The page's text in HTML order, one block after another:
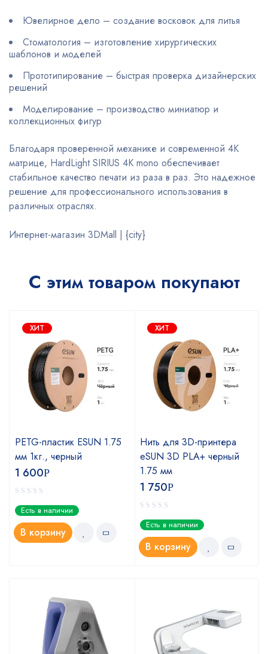
Ювелирное дело – создание восковок для литья
Стоматология – изготовление хирургических
шаблонов и моделей
Прототипирование – быстрая проверка дизайнерских
решений
Моделирование – производство миниатюр и
коллекционных фигур
Благодаря проверенной механике и современной 4К
матрице, HardLight SIRIUS 4K mono обеспечивает
стабильное качество печати из раза в раз. Это надежное
решение для профессионального использования в
различных отраслях.
Интернет-магазин 3DMall | {city}
С этим товаром покупают
ХИТ
PETG-пластик ESUN 1.75
мм 1кг., черный
1 600Р
Есть в наличии
В корзину
ХИТ
Нить для 3D-принтера
eSUN 3D PLA+ черный
1.75 мм
1 750Р
Есть в наличии
В корзину